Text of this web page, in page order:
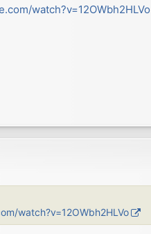
watch?v=12OWbh2HLVo
watch?v=12OWbh2HLVo